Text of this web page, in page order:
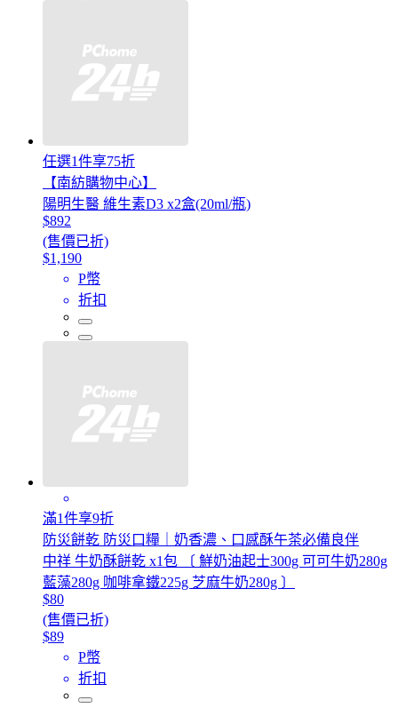
任選1件享75折
【南紡購物中心】
陽明生醫 維生素D3 x2盒(20ml/瓶)
$892
(售價已折)
$1,190
P幣
折扣
滿1件享9折
防災餅乾 防災口糧｜奶香濃、口感酥午茶必備良伴
中祥 牛奶酥餅乾 x1包 〔 鮮奶油起士300g 可可牛奶280g
藍藻280g 咖啡拿鐵225g 芝麻牛奶280g 〕
$80
(售價已折)
$89
P幣
折扣